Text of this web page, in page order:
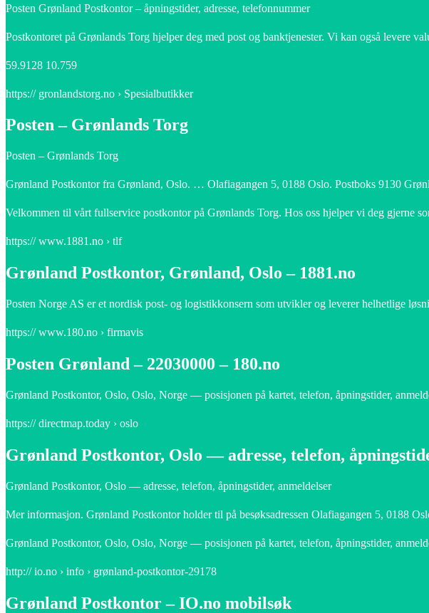
Posten Grønland Postkontor – åpningstider, adresse, telefonnummer
Postkontoret på Grønlands Torg hjelper deg med post og banktjenester. Vi kan også levere
59.9128 10.759
https:// gronlandstorg.no › Spesialbutikker
Posten – Grønlands Torg
Posten – Grønlands Torg
Grønland Postkontor fra Grønland, Oslo. … Olafiagangen 5, 0188 Oslo. Postboks 9130
Velkommen til vårt fullservice postkontor på Grønlands Torg. Hos oss hjelper vi deg gjerne
https:// www.1881.no › tlf
Grønland Postkontor, Grønland, Oslo – 1881.no
Posten Norge AS er et nordisk post- og logistikkonsern som utvikler og leverer helhetlige
https:// www.180.no › firmavis
Posten Grønland – 22030000 – 180.no
Grønland Postkontor, Oslo, Oslo, Norge — posisjonen på kartet, telefon, åpningstider,
https:// directmap.today › oslo
Grønland Postkontor, Oslo — adresse, telefon,
Grønland Postkontor, Oslo — adresse, telefon, åpningstider, anmeldelser
Mer informasjon. Grønland Postkontor holder til på besøksadressen Olafiagangen 5, 0188
Grønland Postkontor, Oslo, Oslo, Norge — posisjonen på kartet, telefon, åpningstider,
http:// io.no › info › grønland-postkontor-29178
Grønland Postkontor – IO.no mobilsøk